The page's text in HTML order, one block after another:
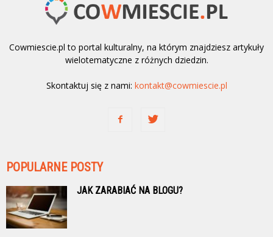
Cowmiescie.pl to portal kulturalny, na którym znajdziesz artykuły
wielotematyczne z różnych dziedzin.
Skontaktuj się z nami: kontakt@cowmiescie.pl
POPULARNE POSTY
JAK ZARABIAĆ NA BLOGU?